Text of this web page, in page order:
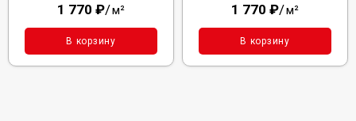
1 770 ₽/м²
В корзину
1 770 ₽/м²
В корзину